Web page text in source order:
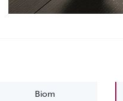
Biom